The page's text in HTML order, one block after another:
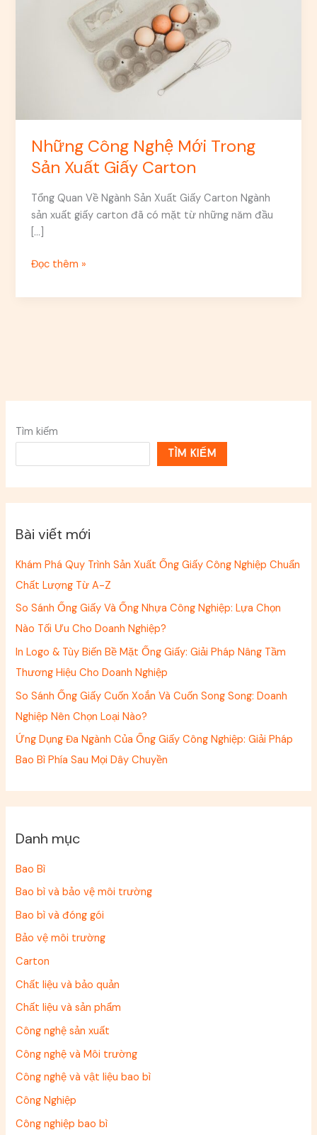
Tìm kiếm
TÌM KIẾM
Bài viết mới
Khám Phá Quy Trình Sản Xuất Ống Giấy Công Nghiệp Chuẩn
Chất Lượng Từ A-Z
So Sánh Ống Giấy Và Ống Nhựa Công Nghiệp: Lựa Chọn
Nào Tối Ưu Cho Doanh Nghiệp?
In Logo & Tùy Biến Bề Mặt Ống Giấy: Giải Pháp Nâng Tầm
Thương Hiệu Cho Doanh Nghiệp
So Sánh Ống Giấy Cuốn Xoắn Và Cuốn Song Song: Doanh
Nghiệp Nên Chọn Loại Nào?
Ứng Dụng Đa Ngành Của Ống Giấy Công Nghiệp: Giải Pháp
Bao Bì Phía Sau Mọi Dây Chuyền
Danh mục
Bao Bì
Bao bì và bảo vệ môi trường
Bao bì và đóng gói
Bảo vệ môi trường
Carton
Chất liệu và bảo quản
Chất liệu và sản phẩm
Công nghệ sản xuất
Công nghệ và Môi trường
Công nghệ và vật liệu bao bì
Công Nghiệp
Công nghiệp bao bì
Những Công Nghệ Mới Trong
Sản Xuất Giấy Carton
Tổng Quan Về Ngành Sản Xuất Giấy Carton Ngành
sản xuất giấy carton đã có mặt từ những năm đầu
[…]
Đọc thêm »